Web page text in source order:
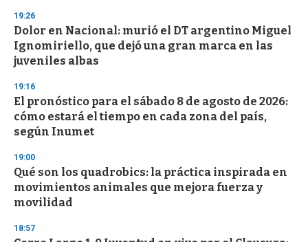
19:26
Dolor en Nacional: murió el DT argentino Miguel
Ignomiriello, que dejó una gran marca en las
juveniles albas
19:16
El pronóstico para el sábado 8 de agosto de 2026:
cómo estará el tiempo en cada zona del país,
según Inumet
19:00
Qué son los quadrobics: la práctica inspirada en
movimientos animales que mejora fuerza y
movilidad
18:57